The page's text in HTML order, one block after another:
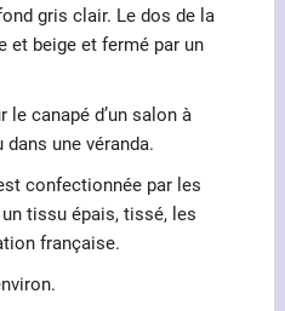
gris clair. Le dos de la
et beige et fermé par un
canapé d’un salon à
dans une véranda.
confectionnée par les
tissu épais, tissé, les
française.